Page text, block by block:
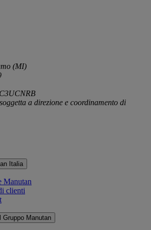
(MI)
a direzione e coordinamento di
Italia
Manutan
clienti
Il Gruppo Manutan